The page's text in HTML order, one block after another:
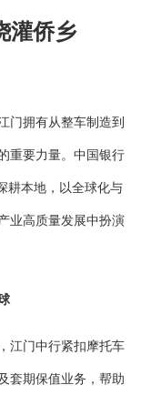
灌侨乡
门拥有从整车制造到
重要力量。中国银行
耕本地，以全球化与
业高质量发展中扮演
江门中行紧扣摩托车
套期保值业务，帮助